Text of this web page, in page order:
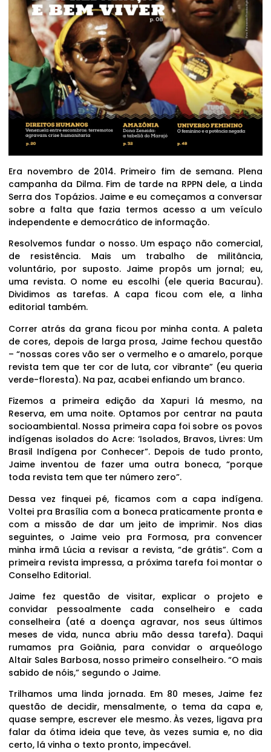
Era novembro de 2014. Primeiro fim de semana. Plena
campanha da Dilma. Fim de tarde na RPPN dele, a Linda
Serra dos Topázios. Jaime e eu começamos a conversar
sobre a falta que fazia termos acesso a um veículo
independente e democrático de informação.
Resolvemos fundar o nosso. Um espaço não comercial,
de resistência. Mais um trabalho de militância,
voluntário, por suposto. Jaime propôs um jornal; eu,
uma revista. O nome eu escolhi (ele queria Bacurau).
Dividimos as tarefas. A capa ficou com ele, a linha
editorial também.
Correr atrás da grana ficou por minha conta. A paleta
de cores, depois de larga prosa, Jaime fechou questão
– “nossas cores vão ser o vermelho e o amarelo, porque
revista tem que ter cor de luta, cor vibrante” (eu queria
verde-floresta). Na paz, acabei enfiando um branco.
Fizemos a primeira edição da Xapuri lá mesmo, na
Reserva, em uma noite. Optamos por centrar na pauta
socioambiental. Nossa primeira capa foi sobre os povos
indígenas isolados do Acre: ‘Isolados, Bravos, Livres: Um
Brasil Indígena por Conhecer”. Depois de tudo pronto,
Jaime inventou de fazer uma outra boneca, “porque
toda revista tem que ter número zero”.
Dessa vez finquei pé, ficamos com a capa indígena.
Voltei pra Brasília com a boneca praticamente pronta e
com a missão de dar um jeito de imprimir. Nos dias
seguintes, o Jaime veio pra Formosa, pra convencer
minha irmã Lúcia a revisar a revista, “de grátis”. Com a
primeira revista impressa, a próxima tarefa foi montar o
Conselho Editorial.
Jaime fez questão de visitar, explicar o projeto e
convidar pessoalmente cada conselheiro e cada
conselheira (até a doença agravar, nos seus últimos
meses de vida, nunca abriu mão dessa tarefa). Daqui
rumamos pra Goiânia, para convidar o arqueólogo
Altair Sales Barbosa, nosso primeiro conselheiro. “O mais
sabido de nóis,” segundo o Jaime.
Trilhamos uma linda jornada. Em 80 meses, Jaime fez
questão de decidir, mensalmente, o tema da capa e,
quase sempre, escrever ele mesmo. Às vezes, ligava pra
falar da ótima ideia que teve, às vezes sumia e, no dia
certo, lá vinha o texto pronto, impecável.